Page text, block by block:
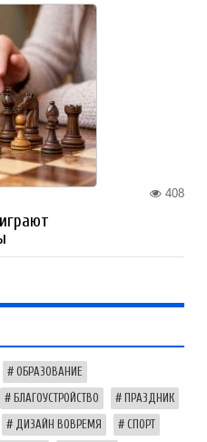
408
ОБРАЗОВАНИЕ
БЛАГОУСТРОЙСТВО ПРАЗДНИК
ДИЗАЙН ВОВРЕМЯ СПОРТ